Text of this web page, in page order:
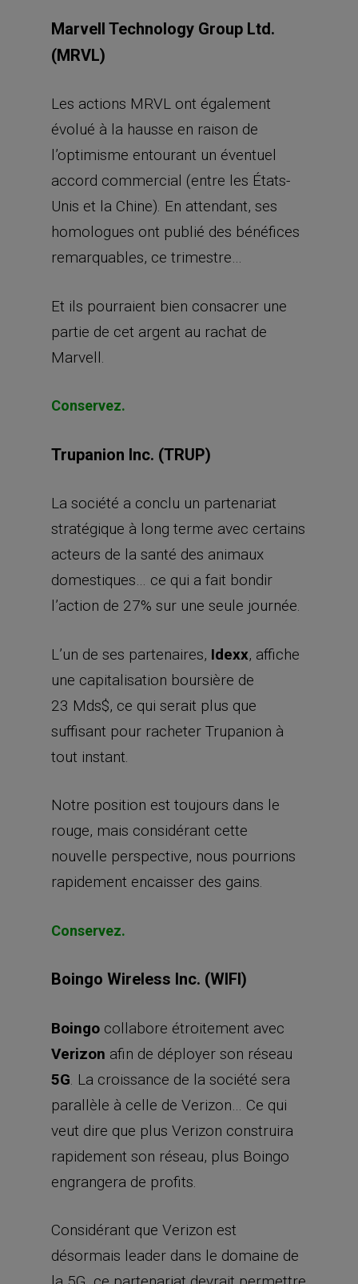
Marvell Technology Group Ltd.
(MRVL)
Les actions MRVL ont également
évolué à la hausse en raison de
l’optimisme entourant un éventuel
accord commercial (entre les États-
Unis et la Chine). En attendant, ses
homologues ont publié des bénéfices
remarquables, ce trimestre…
Et ils pourraient bien consacrer une
partie de cet argent au rachat de
Marvell.
Conservez.
Trupanion Inc. (TRUP)
La société a conclu un partenariat
stratégique à long terme avec certains
acteurs de la santé des animaux
domestiques… ce qui a fait bondir
l’action de 27% sur une seule journée.
L’un de ses partenaires, Idexx, affiche
une capitalisation boursière de
23 Mds$, ce qui serait plus que
suffisant pour racheter Trupanion à
tout instant.
Notre position est toujours dans le
rouge, mais considérant cette
nouvelle perspective, nous pourrions
rapidement encaisser des gains.
Conservez.
Boingo Wireless Inc. (WIFI)
Boingo collabore étroitement avec
Verizon afin de déployer son réseau
5G . La croissance de la société sera
parallèle à celle de Verizon… Ce qui
veut dire que plus Verizon construira
rapidement son réseau, plus Boingo
engrangera de profits.
Considérant que Verizon est
désormais leader dans le domaine de